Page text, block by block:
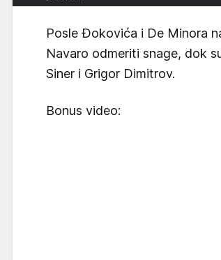
Posle Đokovića i De Minora
Navaro odmeriti snage, dok
Siner i Grigor Dimitrov.
Bonus video: